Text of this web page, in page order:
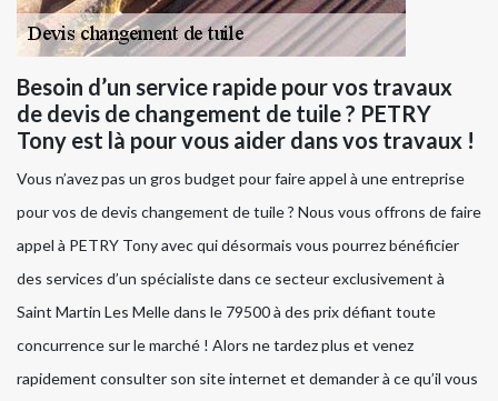
Besoin d’un service rapide pour vos travaux
de devis de changement de tuile ? PETRY
Tony est là pour vous aider dans vos travaux !
Vous n’avez pas un gros budget pour faire appel à une entreprise
pour vos de devis changement de tuile ? Nous vous offrons de faire
appel à PETRY Tony avec qui désormais vous pourrez bénéficier
des services d’un spécialiste dans ce secteur exclusivement à
Saint Martin Les Melle dans le 79500 à des prix défiant toute
concurrence sur le marché ! Alors ne tardez plus et venez
rapidement consulter son site internet et demander à ce qu’il vous